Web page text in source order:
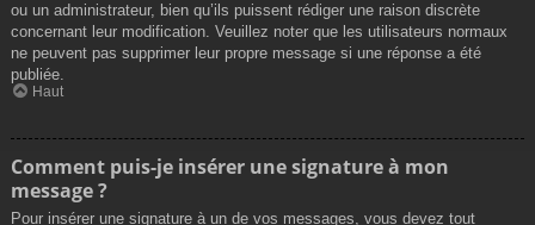
ou un administrateur, bien qu’ils puissent rédiger une raison discrète
concernant leur modification. Veuillez noter que les utilisateurs normaux
ne peuvent pas supprimer leur propre message si une réponse a été
publiée.
Haut
Comment puis-je insérer une signature à mon
message ?
Pour insérer une signature à un de vos messages, vous devez tout